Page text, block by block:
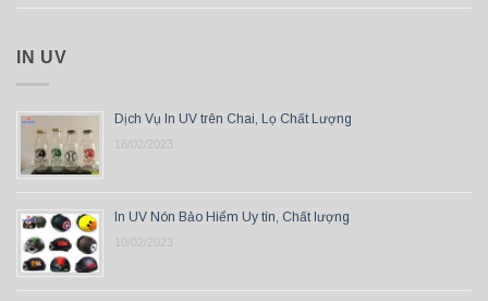
IN UV
Dịch Vụ In UV trên Chai, Lọ Chất Lượng
16/02/2023
In UV Nón Bảo Hiểm Uy tín, Chất lượng
10/02/2023